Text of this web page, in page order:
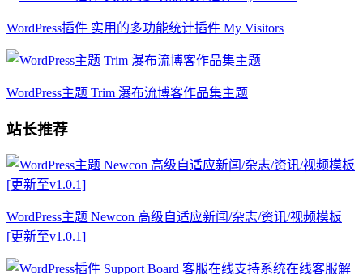
WordPress插件 实用的多功能统计插件 My Visitors
WordPress主题 Trim 瀑布流博客作品集主题
站长推荐
WordPress主题 Newcon 高级自适应新闻/杂志/资讯/视频模板
[更新至v1.0.1]